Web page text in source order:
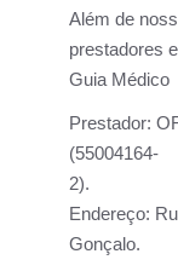
Além de
prestadores
Guia Médico
Prestador:
(55004164-
Endereço:
Gonçalo.